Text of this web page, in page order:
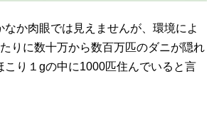
なか肉眼では見えませんが、環境によ
りに数十万から数百万匹のダニが隠れ
こり１gの中に1000匹住んでいると言